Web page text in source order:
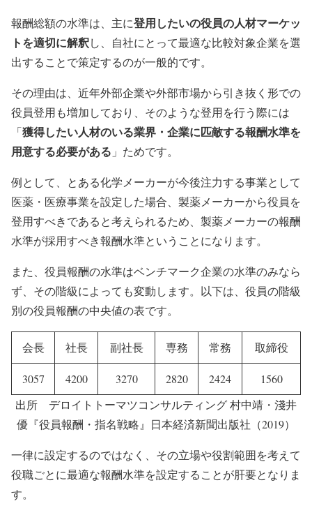
報酬総額の水準は、主に登用したいの役員の人材マーケッ
トを適切に解釈し、自社にとって最適な比較対象企業を選
出することで策定するのが一般的です。
その理由は、近年外部企業や外部市場から引き抜く形での
役員登用も増加しており、そのような登用を行う際には
「獲得したい人材のいる業界・企業に匹敵する報酬水準を
用意する必要がある 」ためです。
例として、とある化学メーカーが今後注力する事業として
医薬・医療事業を設定した場合、製薬メーカーから役員を
登用すべきであると考えられるため、製薬メーカーの報酬
水準が採用すべき報酬水準ということになります。
また、役員報酬の水準はベンチマーク企業の水準のみなら
ず、その階級によっても変動します。以下は、役員の階級
別の役員報酬の中央値の表です。
会長 社長 副社長 専務 常務 取締役
3057 4200 3270 2820 2424
1560
出所 デロイトトーマツコンサルティング 村中靖・淺井
優『役員報酬・指名戦略』日本経済新聞出版社（2019）
一律に設定するのではなく、その立場や役割範囲を考えて
役職ごとに最適な報酬水準を設定することが肝要となりま
す。